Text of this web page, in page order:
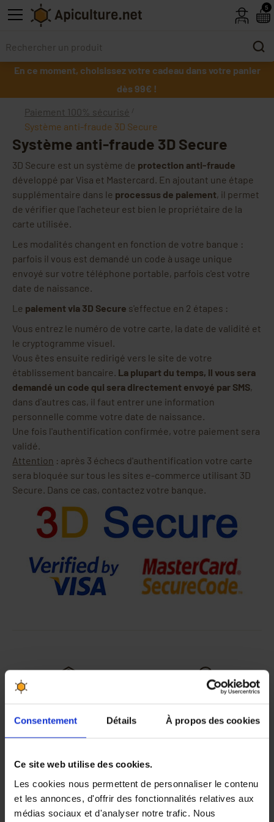
Consentement Détails À propos des cookies
Ce site web utilise des cookies.
Les cookies nous permettent de personnaliser le contenu
et les annonces, d'offrir des fonctionnalités relatives aux
médias sociaux et d'analyser notre trafic. Nous
Skip to main content
En ce moment, choisissez votre cadeau dans votre panier
dès 99€ !
Paiement 100% sécurisé
Système anti-fraude 3D Secure
Système anti-fraude 3D Secure
3D Secure est un système de protection anti-fraude
développé par Visa et Mastercard. En ajoutant une étape
supplémentaire dans le processus de paiement, il permet
de vérifier que l'acheteur est bien le propriétaire de la
carte utilisée.
Les modalités changent en fonction de votre banque :
parfois il vous est demandé un code à usage unique
envoyé sur votre téléphone portable, parfois c'est votre
date de naissance.
Le paiement via 3D Secure s'effectue en 2 étapes :
Vous entrez le numéro de votre carte, la date de validité et
le cryptogramme visuel.
Vous êtes ensuite redirigé vers le site de votre
établissement bancaire. La plupart du temps, il vous sera
demandé un code qui sera directement envoyé par SMS,
dans d'autres cas, il faut entrer une information
personnelle comme votre date de naissance.
Une fois l'authentification confirmée, votre paiement sera
validé.
Attention : après 3 échecs d'authentification votre carte
sera bloquée sur tous les sites e-commerce utilisant 3D
Secure. Dans ce cas, contactez votre banque.
d'avis, satisfait ou
remboursé
conseillent au 04 90 06 39
91
fidélité à chaque
commande passée
5